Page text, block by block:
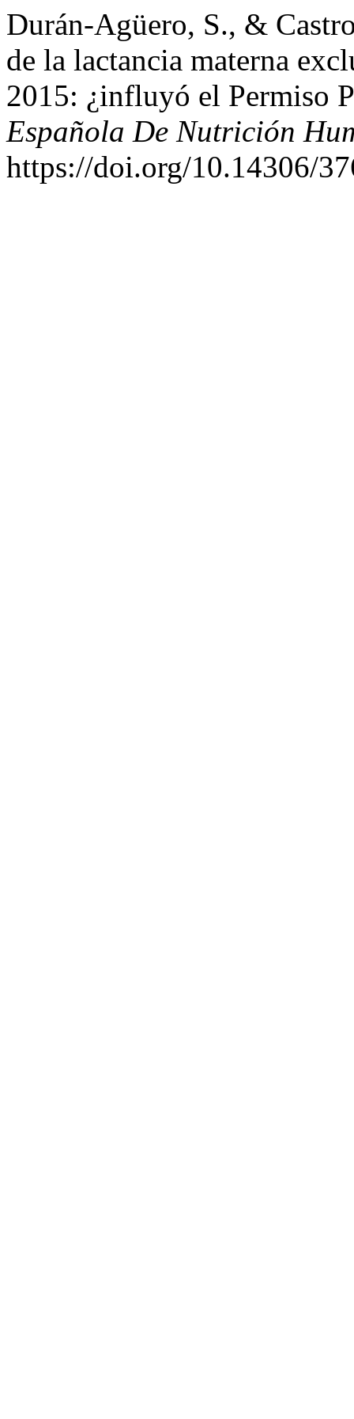
Durán-Agüero, S., &
de la lactancia materna
2015: ¿influyó el Permiso
Española De Nutrición
https://doi.org/10.14306/